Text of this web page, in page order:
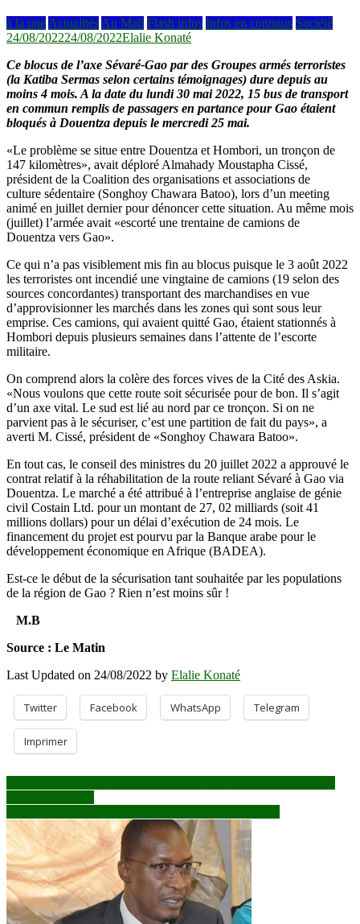
à la une Actualités Au Mali Flash infos Infos en continus Société
24/08/202224/08/2022Elalie Konaté
Ce blocus de l’axe Sévaré-Gao par des Groupes armés terroristes
(la Katiba Sermas selon certains témoignages) dure depuis au
moins 4 mois. A la date du lundi 30 mai 2022, 15 bus de transport
en commun remplis de passagers en partance pour Gao étaient
bloqués à Douentza depuis le mercredi 25 mai.
«Le problème se situe entre Douentza et Hombori, un tronçon de
147 kilomètres», avait déploré Almahady Moustapha Cissé,
président de la Coalition des organisations et associations de
culture sédentaire (Songhoy Chawara Batoo), lors d’un meeting
animé en juillet dernier pour dénoncer cette situation. Au même mois
(juillet) l’armée avait «escorté une trentaine de camions de
Douentza vers Gao».
Ce qui n’a pas visiblement mis fin au blocus puisque le 3 août 2022
les terroristes ont incendié une vingtaine de camions (19 selon des
sources concordantes) transportant des marchandises en vue
d’approvisionner les marchés dans les zones qui sont sous leur
emprise. Ces camions, qui avaient quitté Gao, étaient stationnés à
Hombori depuis plusieurs semaines dans l’attente de l’escorte
militaire.
On comprend alors la colère des forces vives de la Cité des Askia.
«Nous voulons que cette route soit sécurisée pour de bon. Il s’agit
d’un axe vital. Le sud est lié au nord par ce tronçon. Si on ne
parvient pas à le sécuriser, c’est une partition de fait du pays», a
averti M. Cissé, président de «Songhoy Chawara Batoo».
En tout cas, le conseil des ministres du 20 juillet 2022 a approuvé le
contrat relatif à la réhabilitation de la route reliant Sévaré à Gao via
Douentza. Le marché a été attribué à l’entreprise anglaise de génie
civil Costain Ltd. pour un montant de 27, 02 milliards (soit 41
millions dollars) pour un délai d’exécution de 24 mois. Le
financement du projet est pourvu par la Banque arabe pour le
développement économique en Afrique (BADEA).
Est-ce le début de la sécurisation tant souhaitée par les populations
de la région de Gao ? Rien n’est moins sûr !
M.B
Source : Le Matin
Last Updated on 24/08/2022 by Elalie Konaté
Twitter Facebook WhatsApp Telegram
Imprimer
Navigation
de
l’article